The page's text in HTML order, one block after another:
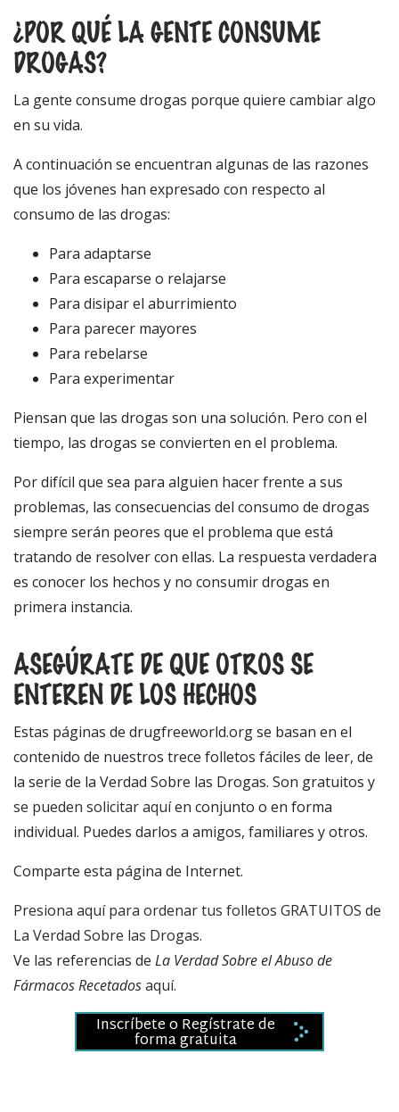
¿POR QUÉ LA GENTE CONSUME
DROGAS?
La gente consume drogas porque quiere cambiar algo
en su vida.
A continuación se encuentran algunas de las razones
que los jóvenes han expresado con respecto al
consumo de las drogas:
Para adaptarse
Para escaparse o relajarse
Para disipar el aburrimiento
Para parecer mayores
Para rebelarse
Para experimentar
Piensan que las drogas son una solución. Pero con el
tiempo, las drogas se convierten en el problema.
Por difícil que sea para alguien hacer frente a sus
problemas, las consecuencias del consumo de drogas
siempre serán peores que el problema que está
tratando de resolver con ellas. La respuesta verdadera
es conocer los hechos y no consumir drogas en
primera instancia.
ASEGÚRATE DE QUE OTROS SE
ENTEREN DE LOS HECHOS
Estas páginas de drugfreeworld.org se basan en el
contenido de nuestros trece folletos fáciles de leer, de
la serie de la Verdad Sobre las Drogas. Son gratuitos y
se pueden solicitar aquíen conjunto o en forma
individual. Puedes darlos a amigos, familiares y otros.
Comparte esta página de Internet.
Presiona aquí para ordenar tus folletos GRATUITOS de
La Verdad Sobre las Drogas.
Ve las referencias de La Verdad Sobre el Abuso de
Fármacos Recetadosaquí.
Inscríbete o Regístrate de
forma gratuita